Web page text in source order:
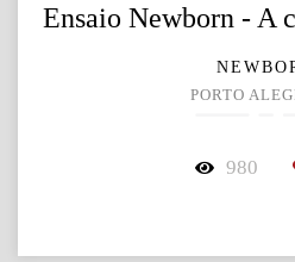
Ensaio Newborn - A
PORTO
980